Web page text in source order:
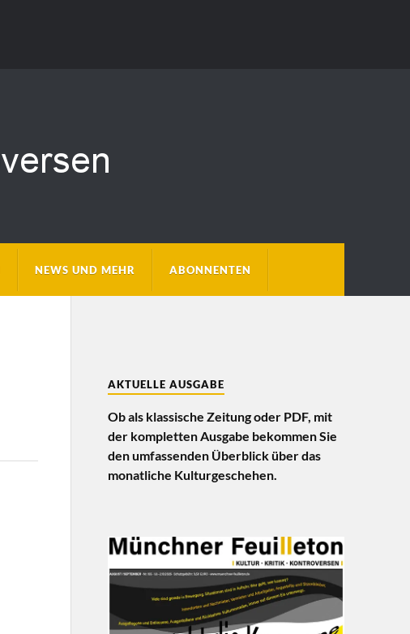
NEWS UND MEHR ABONNENTEN
AKTUELLE AUSGABE
Ob als klassische Zeitung oder PDF, mit
der kompletten Ausgabe bekommen Sie
den umfassenden Überblick über das
monatliche Kulturgeschehen.